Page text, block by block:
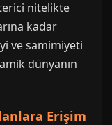
nitelikte
kadar
ve samimiyeti
dünyanın
Erişim